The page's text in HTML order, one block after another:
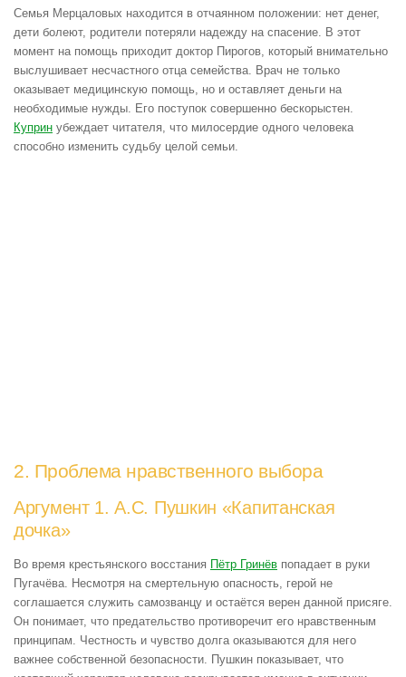
Семья Мерцаловых находится в отчаянном положении: нет денег,
дети болеют, родители потеряли надежду на спасение. В этот
момент на помощь приходит доктор Пирогов, который внимательно
выслушивает несчастного отца семейства. Врач не только
оказывает медицинскую помощь, но и оставляет деньги на
необходимые нужды. Его поступок совершенно бескорыстен.
Куприн убеждает читателя, что милосердие одного человека
способно изменить судьбу целой семьи.
2. Проблема нравственного выбора
Аргумент 1. А.С. Пушкин «Капитанская
дочка»
Во время крестьянского восстания Пётр Гринёв попадает в руки
Пугачёва. Несмотря на смертельную опасность, герой не
соглашается служить самозванцу и остаётся верен данной присяге.
Он понимает, что предательство противоречит его нравственным
принципам. Честность и чувство долга оказываются для него
важнее собственной безопасности. Пушкин показывает, что